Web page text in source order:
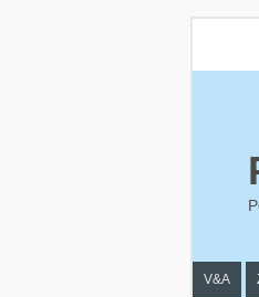
V&A